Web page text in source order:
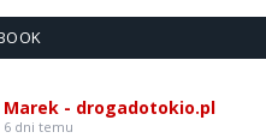
Marek - drogadotokio.pl
6 dni temu